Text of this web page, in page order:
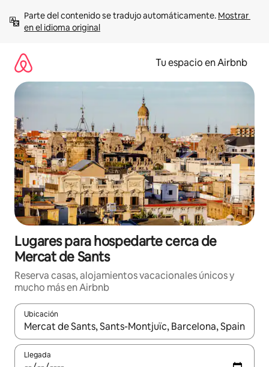
contenido
Parte del contenido se tradujo automáticamente. Mostrar
en el idioma original
Tu espacio en Airbnb
Lugares para hospedarte cerca de
Mercat de Sants
Reserva casas, alojamientos vacacionales únicos y
mucho más en Airbnb
Ubicación
Cuando los resultados estén disponibles, podrás navegar
Llegada